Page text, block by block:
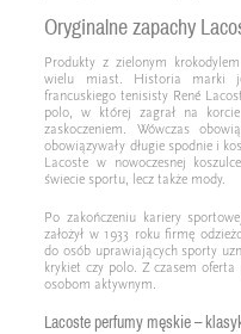
Oryginalne zapachy
Produkty z zielonym
wielu miast. Historia marki
francuskiego tenisisty René
polo, w której zagrał na
zaskoczeniem. Wówczas
obowiązywały długie spodnie i
Lacoste w nowoczesnej
świecie sportu, lecz także mody.
Po zakończeniu kariery
założył w 1933 roku firmę
do osób uprawiających sporty
krykiet czy polo. Z czasem oferta
osobom aktywnym.
Lacoste perfumy męskie –